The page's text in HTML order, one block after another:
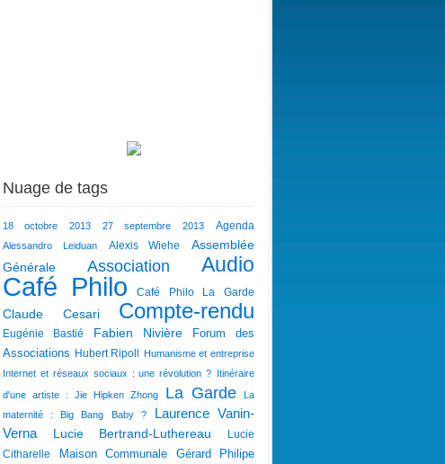
Nuage de tags
18 octobre 2013 27 septembre 2013
Agenda
Alessandro Leiduan
Alexis Wiehe
Assemblée
Générale
Association Audio
Café Philo Café Philo La Garde
Claude Cesari Compte-rendu
Eugénie Bastié Fabien Nivière
Forum des
Associations Hubert Ripoll
Humanisme et entreprise
Internet et réseaux sociaux : une révolution ? Itinéraire
d'une artiste : Jie Hipken Zhong
La Garde
La
maternité : Big Bang Baby ?
Laurence Vanin-
Verna
Lucie Bertrand-Luthereau
Lucie
Citharelle
Maison Communale Gérard Philipe